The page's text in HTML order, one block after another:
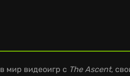
мир видеоигр с The Ascent,